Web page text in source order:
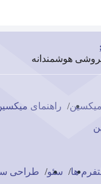
هوشمندانه
راهنمای
ها سئو طراحی